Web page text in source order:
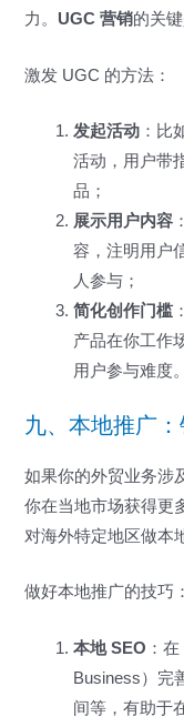
力。 UGC 营销的关
激发 UGC 的方法：
发起活动 ：比
活动，用户带
品；
展示用户内容
容，注明用户
人参与；
简化创作门槛
产品在你工作
用户参与难度。
九、本地推广
如果你的外贸业务涉
你在当地市场获得更
对海外特定地区做本
做好本地推广的技巧：
本地 SEO ：
Business）完
间等，有助于